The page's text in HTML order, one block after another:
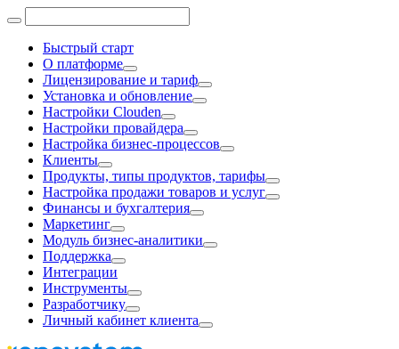
Быстрый старт
О платформе
Лицензирование и тариф
Установка и обновление
Настройки Clouden
Настройки провайдера
Настройка бизнес-процессов
Клиенты
Продукты, типы продуктов, тарифы
Настройка продажи товаров и услуг
Финансы и бухгалтерия
Маркетинг
Модуль бизнес-аналитики
Поддержка
Интеграции
Инструменты
Разработчику
Личный кабинет клиента